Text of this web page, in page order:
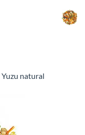
Yuzu natural